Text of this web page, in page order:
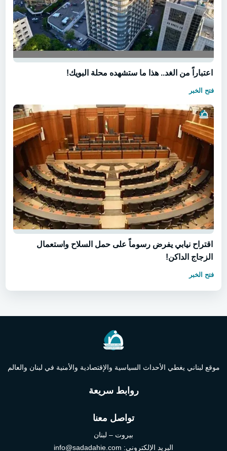
اعتباراً من الغد.. هذا ما ستشهده محلة البويك!
فتح الخبر
اقتراح نيابي يفرض رسوماً على حمل السلاح واستعمال
الزجاج الداكن!
فتح الخبر
موقع لبناني يغطي الأحداث السياسية والإقتصادية والأمنية في لبنان والعالم
روابط سريعة
تواصل معنا
بيروت – لبنان
البريد الإلكتروني: info@sadadahie.com